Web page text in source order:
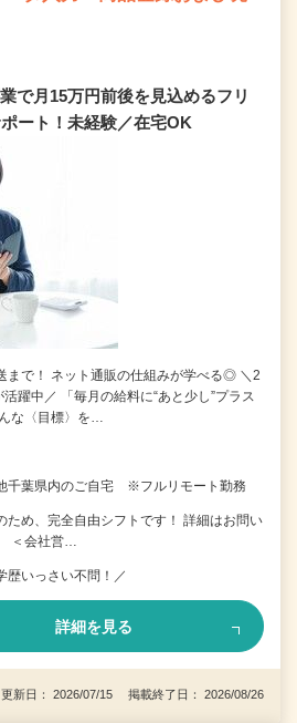
で月15万円前後を見込めるフリ
ート！未経験／在宅OK
まで！ ネット通販の仕組みが学べる◎ ＼2
躍中／ 「毎月の給料に“あと少し”プラス
な〈目標〉を…
千葉県内のご自宅 ※フルリモート勤務
ため、完全自由シフトです！ 詳細はお問い
＜会社営…
歴いっさい不問！／
詳細を見る
更新日： 2026/07/15 掲載終了日： 2026/08/26